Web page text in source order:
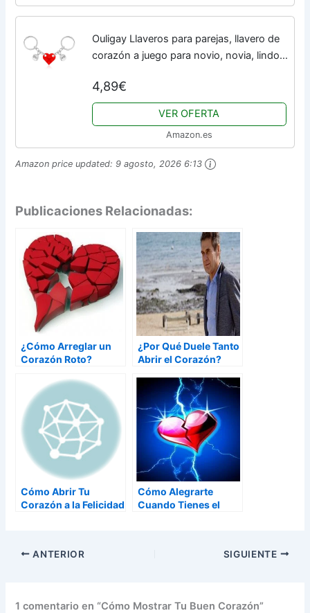
Ouligay Llaveros para parejas, llavero de
corazón a juego para novio, novia, lindo
juego para parejas, San Valentín,...
4,89€
VER OFERTA
Amazon.es
Amazon price updated: 9 agosto, 2026 6:13
Publicaciones Relacionadas:
¿Cómo Arreglar un
Corazón Roto?
¿Por Qué Duele Tanto
Abrir el Corazón?
Cómo Abrir Tu
Corazón a la Felicidad
Cómo Alegrarte
Cuando Tienes el
ANTERIOR SIGUIENTE
1 comentario en “Cómo Mostrar Tu Buen Corazón”